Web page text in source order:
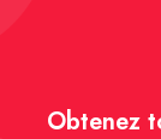
Obtenez